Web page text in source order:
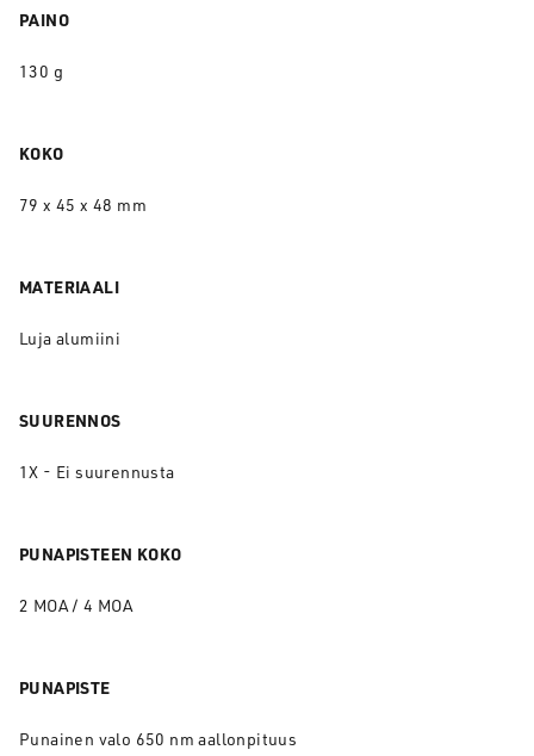
PAINO
130 g
KOKO
79 x 45 x 48 mm
MATERIAALI
Luja alumiini
SUURENNOS
1X - Ei suurennusta
PUNAPISTEEN KOKO
2 MOA / 4 MOA
PUNAPISTE
Punainen valo 650 nm aallonpituus